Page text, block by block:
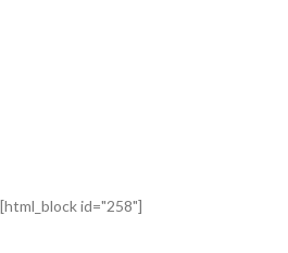
[html_block id="258"]